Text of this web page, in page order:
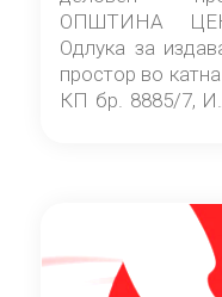
ОПШТИНА
Одлука за
простор во
КП бр. 8885/7,
Скопје” број
(три) години од
Договорот за
понудувач.